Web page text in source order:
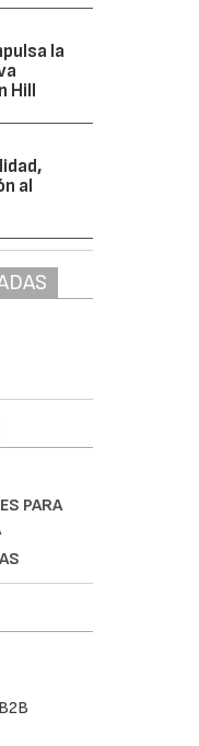
la
Hill
al
PARA